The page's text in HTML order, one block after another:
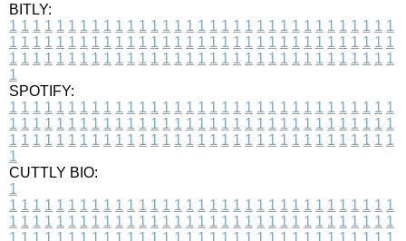
BITLY:
1 1 1 1 1 1 1 1 1 1 1 1 1 1 1 1 1 1 1 1 1 1 1 1 1 1 1 1 1 1 1 1 1
1 1 1 1 1 1 1 1 1 1 1 1 1 1 1 1 1 1 1 1 1 1 1 1 1 1 1 1 1 1 1 1 1
1 1 1 1 1 1 1 1 1 1 1 1 1 1 1 1 1 1 1 1 1 1 1 1 1 1 1 1 1 1 1 1 1
1
SPOTIFY:
1 1 1 1 1 1 1 1 1 1 1 1 1 1 1 1 1 1 1 1 1 1 1 1 1 1 1 1 1 1 1 1 1
1 1 1 1 1 1 1 1 1 1 1 1 1 1 1 1 1 1 1 1 1 1 1 1 1 1 1 1 1 1 1 1 1
1 1 1 1 1 1 1 1 1 1 1 1 1 1 1 1 1 1 1 1 1 1 1 1 1 1 1 1 1 1 1 1 1
1
CUTTLY BIO:
1
1 1 1 1 1 1 1 1 1 1 1 1 1 1 1 1 1 1 1 1 1 1 1 1 1 1 1 1 1 1 1 1 1
1 1 1 1 1 1 1 1 1 1 1 1 1 1 1 1 1 1 1 1 1 1 1 1 1 1 1 1 1 1 1 1 1
1 1 1 1 1 1 1 1 1 1 1 1 1 1 1 1 1 1 1 1 1 1 1 1 1 1 1 1 1 1 1 1 1